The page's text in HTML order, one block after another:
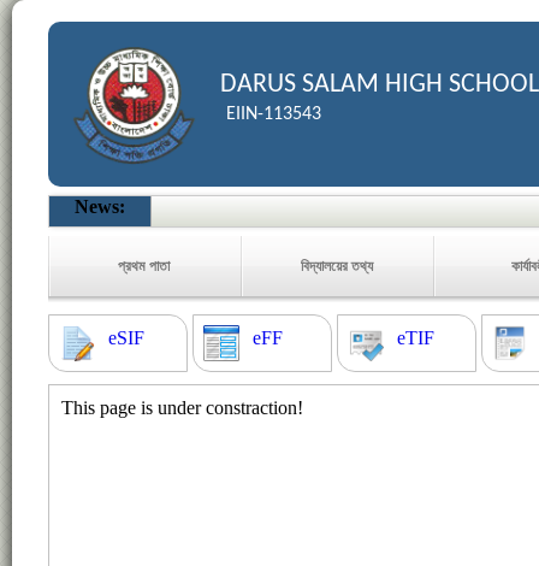
DARUS SALAM HIGH SCHOOL
EIIN-113543
News:
প্রথম পাতা বিদ্যালয়ের তথ্য
eSIF eFF eTIF
This page is under constraction!